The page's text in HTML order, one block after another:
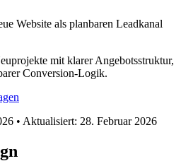
Website als planbaren Leadkanal
mit klarer Angebotsstruktur,
Conversion-Logik.
• Aktualisiert: 28. Februar 2026